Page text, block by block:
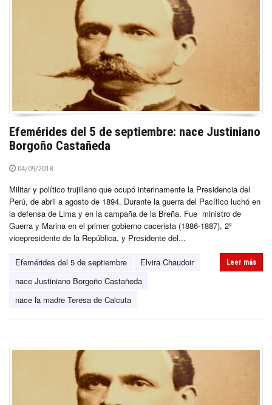
Efemérides del 5 de septiembre: nace Justiniano
Borgoño Castañeda
04/09/2018
Militar y político trujillano que ocupó interinamente la Presidencia del
Perú, de abril a agosto de 1894. Durante la guerra del Pacífico luchó en
la defensa de Lima y en la campaña de la Breña. Fue ministro de
Guerra y Marina en el primer gobierno cacerista (1886-1887), 2º
vicepresidente de la República, y Presidente del...
Efemérides del 5 de septiembre
Elvira Chaudoir
nace Justiniano Borgoño Castañeda
nace la madre Teresa de Calcuta
Leer más